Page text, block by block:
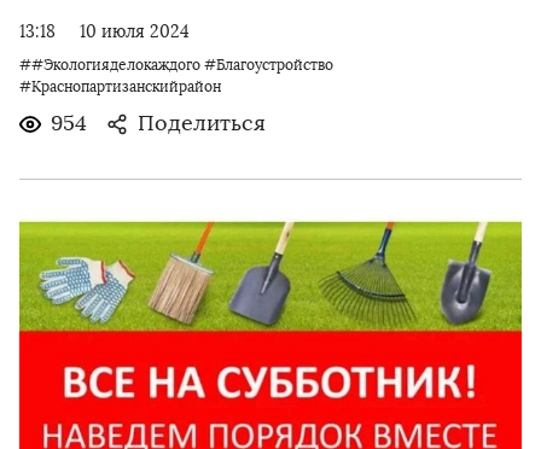
13:18 10 июля 2024
##Экологияделокаждого #Благоустройство
#Краснопартизанскийрайон
954 Поделиться